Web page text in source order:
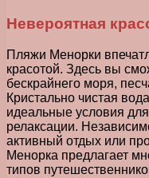
Невероятная
Пляжи Менорки
красотой. Здесь вы
бескрайнего моря,
Кристально чистая
идеальные условия
релаксации.
активный отдых или
Менорка предлагает
типов